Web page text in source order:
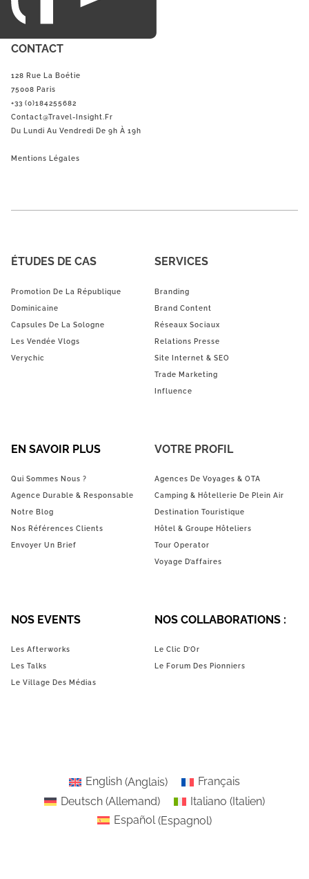
CONTACT
128 Rue La Boétie
75008 Paris
+33 (0)184255682
Contact@Travel-Insight.fr
Du Lundi Au Vendredi De 9h À 19h
Mentions Légales
ÉTUDES DE CAS
Promotion De La République
Dominicaine
Capsules De La Sologne
Les Vendée Vlogs
Verychic
SERVICES
Branding
Brand Content
Réseaux Sociaux
Relations Presse
Site Internet & SEO
Trade Marketing
Influence
EN SAVOIR PLUS
Qui Sommes Nous ?
Agence Durable & Responsable
Notre Blog
Nos Références Clients
Envoyer Un Brief
VOTRE PROFIL
Agences De Voyages & OTA
Camping & Hôtellerie De Plein Air
Destination Touristique
Hôtel & Groupe Hôteliers
Tour Operator
Voyage D’affaires
NOS EVENTS
Les Afterworks
Les Talks
Le Village Des Médias
NOS COLLABORATIONS :
Le Clic D’Or
Le Forum Des Pionniers
English (Anglais)
Français
Deutsch (Allemand) Italiano (Italien)
Español(Espagnol)